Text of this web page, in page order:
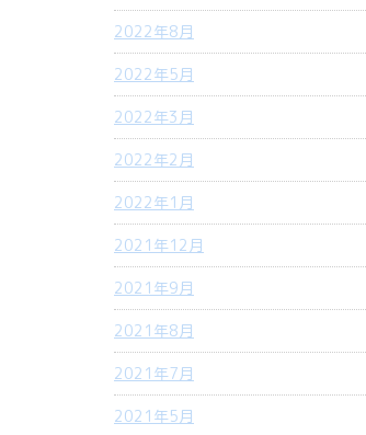
2022年8月
2022年5月
2022年3月
2022年2月
2022年1月
2021年12月
2021年9月
2021年8月
2021年7月
2021年5月